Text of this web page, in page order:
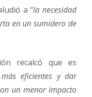
a “la necesidad
en un sumidero de
recalcó que es
eficientes y dar
un menor impacto